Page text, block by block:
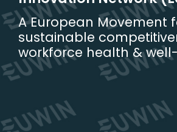
A European Movement
sustainable
workforce health &